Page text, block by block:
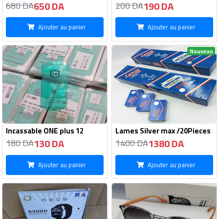
680 DA650 DA
Ajouter au panier
200 DA190 DA
Ajouter au panier
Incassable ONE plus 12
180 DA130 DA
Ajouter au panier
Nouveau
Lames Silver max /20Pieces
1400 DA1380 DA
Ajouter au panier